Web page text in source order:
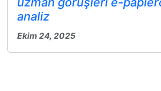
analiz
Ekim 24, 2025